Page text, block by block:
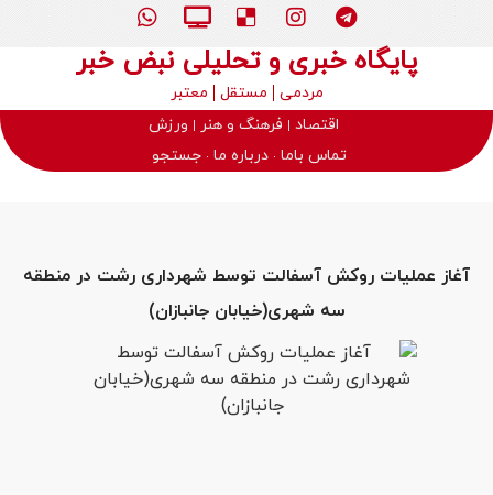
پایگاه خبری و تحلیلی نبض خبر
مردمی مستقل
معتبر
اقتصاد
فرهنگ و هنر
ورزش
تماس باما درباره ما جستجو
آغاز عملیات روکش آسفالت توسط شهرداری رشت در منطقه
سه شهری(خیابان جانبازان)